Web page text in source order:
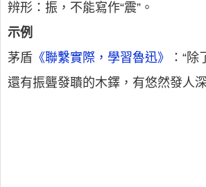
辨形：振，不能寫作“震”。
示例
茅盾 《聯繫實際，學習魯迅》
：“
還有振聾發聵的木鐸，有悠然發人